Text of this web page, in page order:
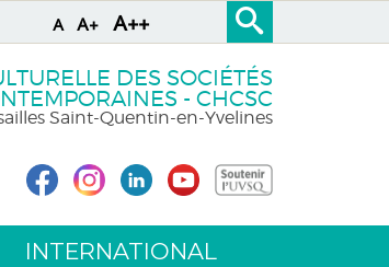
A A+ A++
DES SOCIÉTÉS
- CHCSC
Saint-Quentin-en-Yvelines
INTERNATIONAL